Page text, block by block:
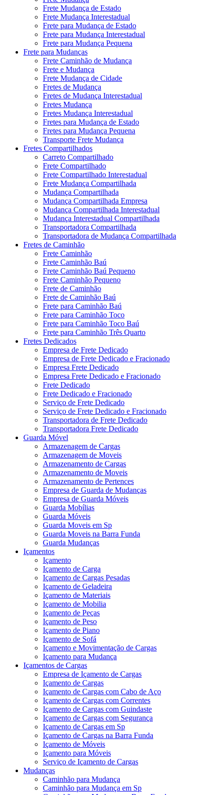
Frete Mudança de Estado
Frete Mudança Interestadual
Frete para Mudança de Estado
Frete para Mudança Interestadual
Frete para Mudança Pequena
Frete para Mudanças
Frete Caminhão de Mudança
Frete e Mudança
Frete Mudança de Cidade
Fretes de Mudança
Fretes de Mudança Interestadual
Fretes Mudança
Fretes Mudança Interestadual
Fretes para Mudança de Estado
Fretes para Mudança Pequena
Transporte Frete Mudança
Fretes Compartilhados
Carreto Compartilhado
Frete Compartilhado
Frete Compartilhado Interestadual
Frete Mudança Compartilhada
Mudança Compartilhada
Mudança Compartilhada Empresa
Mudança Compartilhada Interestadual
Mudança Interestadual Compartilhada
Transportadora Compartilhada
Transportadora de Mudança Compartilhada
Fretes de Caminhão
Frete Caminhão
Frete Caminhão Baú
Frete Caminhão Baú Pequeno
Frete Caminhão Pequeno
Frete de Caminhão
Frete de Caminhão Baú
Frete para Caminhão Baú
Frete para Caminhão Toco
Frete para Caminhão Toco Baú
Frete para Caminhão Três Quarto
Fretes Dedicados
Empresa de Frete Dedicado
Empresa de Frete Dedicado e Fracionado
Empresa Frete Dedicado
Empresa Frete Dedicado e Fracionado
Frete Dedicado
Frete Dedicado e Fracionado
Serviço de Frete Dedicado
Serviço de Frete Dedicado e Fracionado
Transportadora de Frete Dedicado
Transportadora Frete Dedicado
Guarda Móvel
Armazenagem de Cargas
Armazenagem de Moveis
Armazenamento de Cargas
Armazenamento de Moveis
Armazenamento de Pertences
Empresa de Guarda de Mudanças
Empresa de Guarda Móveis
Guarda Mobílias
Guarda Móveis
Guarda Moveis em Sp
Guarda Moveis na Barra Funda
Guarda Mudanças
Içamentos
Içamento
Içamento de Carga
Içamento de Cargas Pesadas
Içamento de Geladeira
Içamento de Materiais
Içamento de Mobilia
Içamento de Peças
Içamento de Peso
Içamento de Piano
Içamento de Sofá
Içamento e Movimentação de Cargas
Içamento para Mudança
Içamentos de Cargas
Empresa de Içamento de Cargas
Içamento de Cargas
Içamento de Cargas com Cabo de Aço
Içamento de Cargas com Correntes
Içamento de Cargas com Guindaste
Içamento de Cargas com Segurança
Içamento de Cargas em Sp
Içamento de Cargas na Barra Funda
Içamento de Móveis
Içamento para Móveis
Serviço de Içamento de Cargas
Mudanças
Caminhão para Mudança
Caminhão para Mudança em Sp